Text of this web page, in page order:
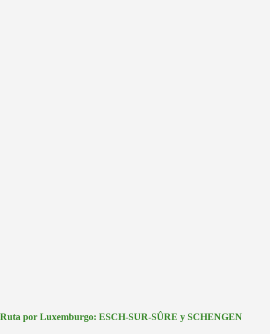
Ruta por Luxemburgo: ESCH-SUR-SÛRE y SCHENGEN